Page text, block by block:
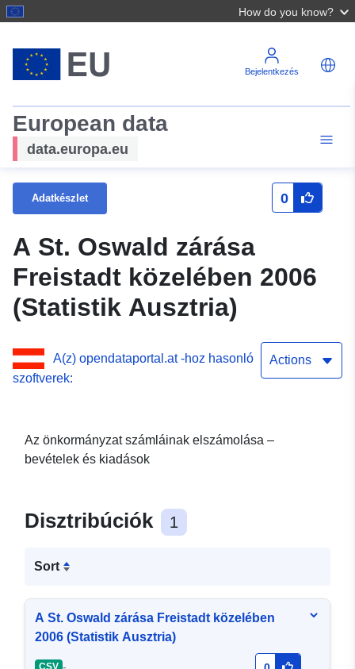
How do you know?
Bejelentkezés
European data
data.europa.eu
Adatkészlet 0
A St. Oswald zárása
Freistadt közelében 2006
(Statistik Ausztria)
A(z) opendataportal.at -hoz hasonló
szoftverek:
Actions
Az önkormányzat számláinak elszámolása –
bevételek és kiadások
Disztribúciók 1
Sort
A St. Oswald zárása Freistadt közelében
2006 (Statistik Ausztria)